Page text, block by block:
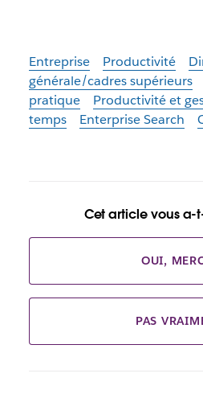
Entreprise Productivité
générale/cadres supérieurs
pratique
Productivité et
temps
Enterprise Search
Cet article vous a-
OUI,
PAS